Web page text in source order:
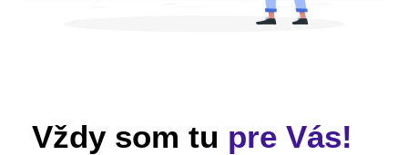
Vždy som tu pre Vás!